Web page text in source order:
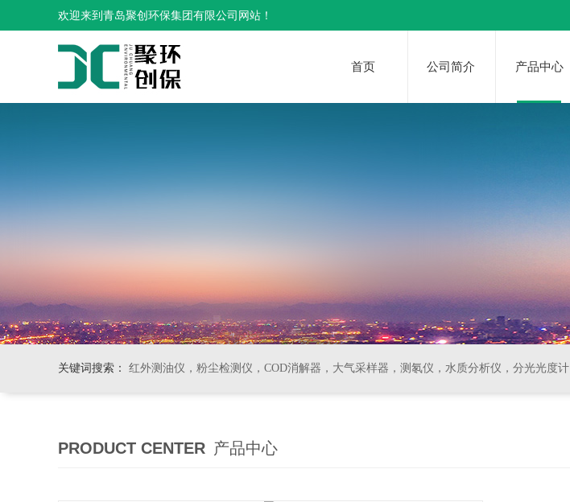
欢迎来到青岛聚创环保集团有限公司网站！
首页 公司简介 产品中心
关键词搜索： 红外测油仪，粉尘检测仪，COD消解器，大气采样器，测氡仪，水质分析仪，分光光度计
PRODUCT CENTER 产品中心